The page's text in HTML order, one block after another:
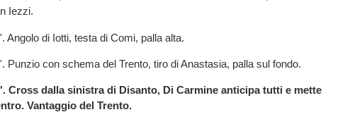
Iezzi.
Angolo di Iotti, testa di Comi, palla alta.
Punzio con schema del Trento, tiro di Anastasia, palla sul fondo.
Cross dalla sinistra di Disanto, Di Carmine anticipa tutti e mette
Vantaggio del Trento.